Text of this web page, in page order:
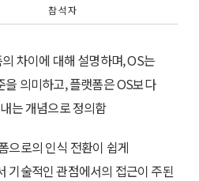
참 석 자
차이에 대해 설명하며, OS는
의미하고, 플랫폼은 OS보다
는 개념으로 정의함
으로의 인식 전환이 쉽게
기술적인 관점에서의 접근이 주된